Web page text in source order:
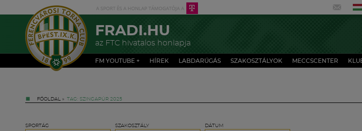
FRADI.HU
az FTC hivatalos honlapja
FM YOUTUBE + HÍREK LABDARÚGÁS SZAKOSZTÁLYOK MECCSCENTER
FŐOLDAL » TAG: SZINGAPÚR 2025
SPORTÁG SZAKOSZTÁLY DÁTUM